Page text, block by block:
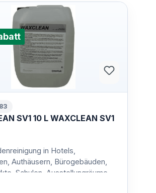
SV1 10 L WAXCLEAN SV1
in Hotels,
Authäusern, Bürogebäuden,
Schulen, Ausstellungräume,